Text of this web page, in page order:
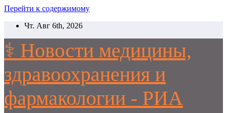
Перейти к содержимому
Чт. Авг 6th, 2026
⚕️ Новости медицины,
здравоохранения и
фармакологии - РИА